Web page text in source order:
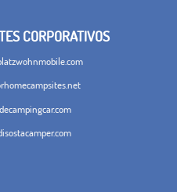
CORPORATIVOS